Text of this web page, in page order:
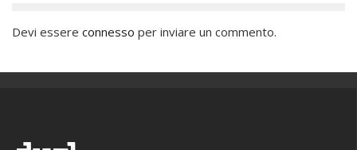
Devi essere connesso per inviare un commento.